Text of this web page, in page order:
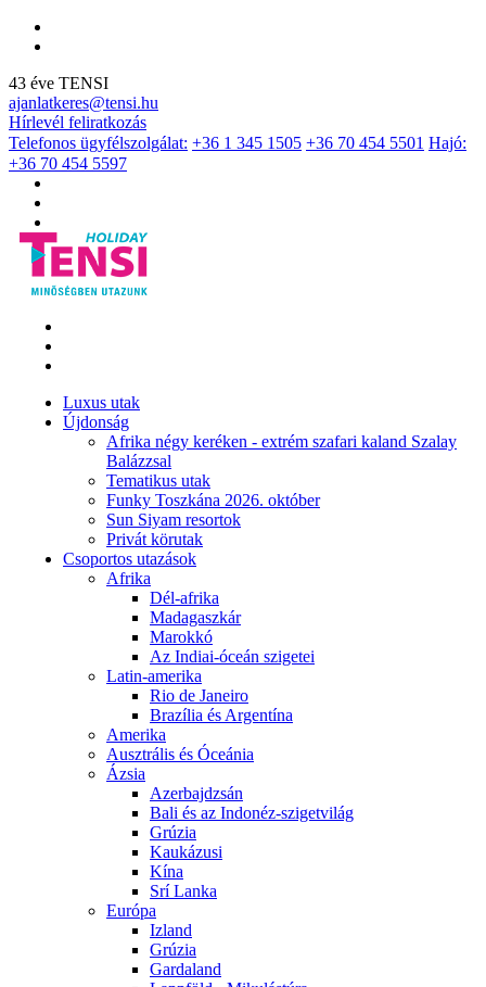
43 éve TENSI
ajanlatkeres@tensi.hu
Hírlevél feliratkozás
Telefonos ügyfélszolgálat: +36 1 345 1505 +36 70 454 5501 Hajó:
+36 70 454 5597
Luxus utak
Újdonság
Afrika négy keréken - extrém szafari kaland Szalay
Balázzsal
Tematikus utak
Funky Toszkána 2026. október
Sun Siyam resortok
Privát körutak
Csoportos utazások
Afrika
Dél-afrika
Madagaszkár
Marokkó
Az Indiai-óceán szigetei
Latin-amerika
Rio de Janeiro
Brazília és Argentína
Amerika
Ausztrális és Óceánia
Ázsia
Azerbajdzsán
Bali és az Indonéz-szigetvilág
Grúzia
Kaukázusi
Kína
Srí Lanka
Európa
Izland
Grúzia
Gardaland